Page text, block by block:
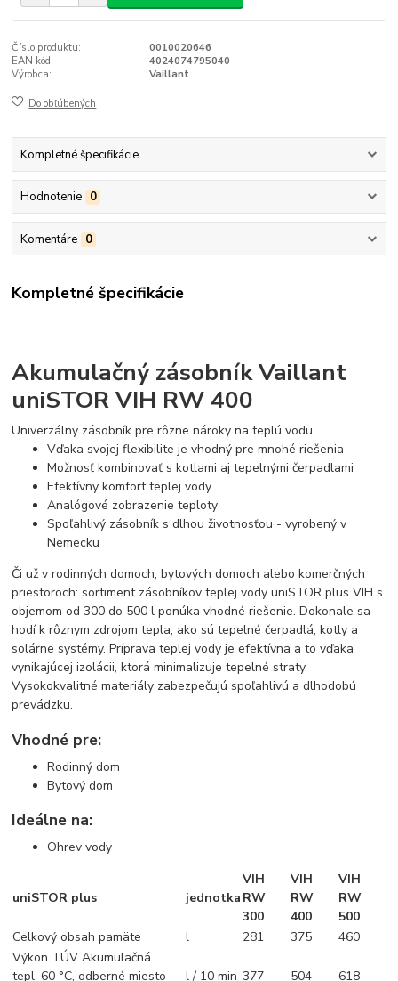
Číslo produktu:
0010020646
EAN kód:
4024074795040
Výrobca:
Vaillant
Do obľúbených
Kompletné špecifikácie
Hodnotenie 0
Komentáre 0
Kompletné špecifikácie
Akumulačný zásobník Vaillant
uniSTOR VIH RW 400
Univerzálny zásobník pre rôzne nároky na teplú vodu.
Vďaka svojej flexibilite je vhodný pre mnohé riešenia
Možnosť kombinovať s kotlami aj tepelnými čerpadlami
Efektívny komfort teplej vody
Analógové zobrazenie teploty
Spoľahlivý zásobník s dlhou životnosťou - vyrobený v
Nemecku
Či už v rodinných domoch, bytových domoch alebo komerčných
priestoroch: sortiment zásobníkov teplej vodyuniSTOR plus VIH s
objemom od 300 do 500 l ponúka vhodné riešenie. Dokonale sa
hodí k rôznym zdrojom tepla, ako sú tepelné čerpadlá, kotly a
solárne systémy. Príprava teplej vody je efektívna a to vďaka
vynikajúcej izolácii, ktorá minimalizuje tepelné straty.
Vysokokvalitné materiály zabezpečujú spoľahlivú a dlhodobú
prevádzku.
Vhodné pre:
Rodinný dom
Bytový dom
Ideálne na:
Ohrev vody
uniSTOR plus jednotka
VIH
RW
300
VIH
RW
400
VIH
RW
500
Celkový obsah pamäte
l 281 375
460
Výkon TÚV Akumulačná
tepl. 60 °C, odberné miesto
l / 10 min 377 504 618